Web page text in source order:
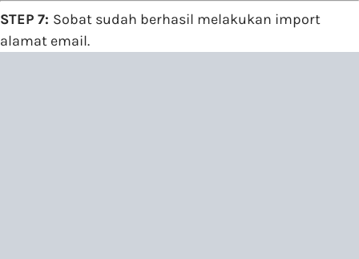
STEP 7: Sobat sudah berhasil melakukan import
alamat email.